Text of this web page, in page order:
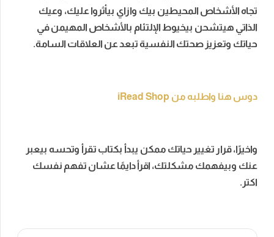
تجاه الأشخاص المحيطين بيك وازاي بيأثروا عليك، وعيك
الذاتي هيتشحن بيخيوط الإلتئام بالأشخاص المهيمن في
حياتك وتعزيز صحتك النفسية تبعد عن العلاقات السامة.
دوس هنا واطلبه من iRead Shop
واخيرًا، قرار تغيير حياتك ممكن يبدأ بكتاب تقرأ وتحسه بيعبر
عنك وبيفهمك مشكلتك، اقرأ دايمًا عشان تفهم نفسك
اكتر.